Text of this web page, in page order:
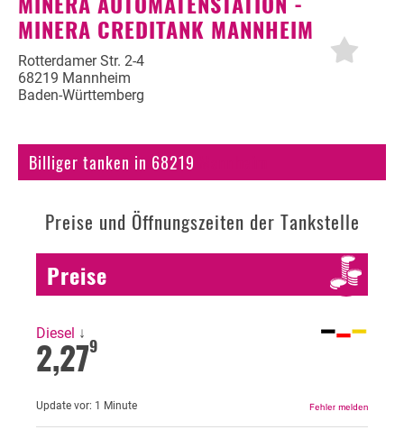
Autogas
Erdöl
KFZ Versicherung
Motorradversicherung
Falsch getankt
MINERA CREDITANK MANNHEIM
Rotterdamer Str. 2-4
68219 Mannheim
Baden-Württemberg
Billiger tanken in 68219
Preise und Öffnungszeiten der Tankstelle
Preise
Diesel ↓
2,279
Update vor: 1 Minute